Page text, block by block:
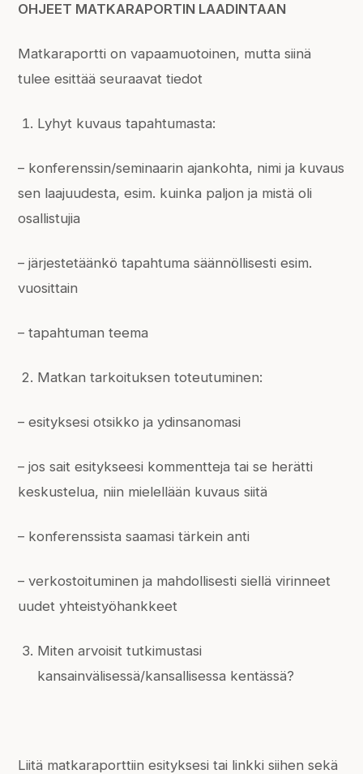
OHJEET MATKARAPORTIN LAADINTAAN
Matkaraportti on vapaamuotoinen, mutta siinä
tulee esittää seuraavat tiedot
Lyhyt kuvaus tapahtumasta:
– konferenssin/seminaarin ajankohta, nimi ja kuvaus
sen laajuudesta, esim. kuinka paljon ja mistä oli
osallistujia
– järjestetäänkö tapahtuma säännöllisesti esim.
vuosittain
– tapahtuman teema
Matkan tarkoituksen toteutuminen:
– esityksesi otsikko ja ydinsanomasi
– jos sait esitykseesi kommentteja tai se herätti
keskustelua, niin mielellään kuvaus siitä
– konferenssista saamasi tärkein anti
– verkostoituminen ja mahdollisesti siellä virinneet
uudet yhteistyöhankkeet
Miten arvoisit tutkimustasi
kansainvälisessä/kansallisessa kentässä?
Liitä matkaraporttiin esityksesi tai linkki siihen sekä